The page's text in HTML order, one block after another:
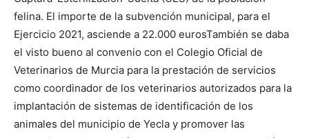
felina. El importe de la subvención municipal, para el
Ejercicio 2021, asciende a 22.000 eurosTambién se daba
el visto bueno al convenio con el Colegio Oficial de
Veterinarios de Murcia para la prestación de servicios
como coordinador de los veterinarios autorizados para la
implantación de sistemas de identificación de los
animales del municipio de Yecla y promover las